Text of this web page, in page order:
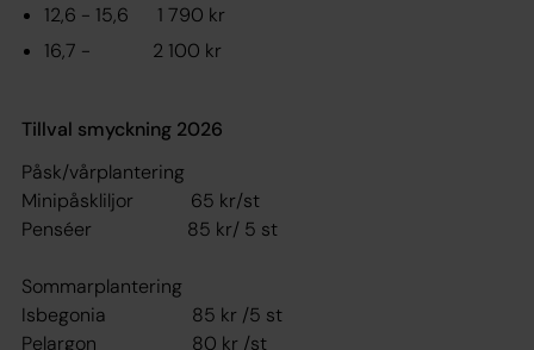
12,6 - 15,6 1 790 kr
16,7 - 2 100 kr
Tillval smyckning 2026
Påsk/vårplantering
Minipåskliljor 65 kr/st
Penséer 85 kr/ 5 st
Sommarplantering
Isbegonia 85 kr /5 st
Pelargon 80 kr /st